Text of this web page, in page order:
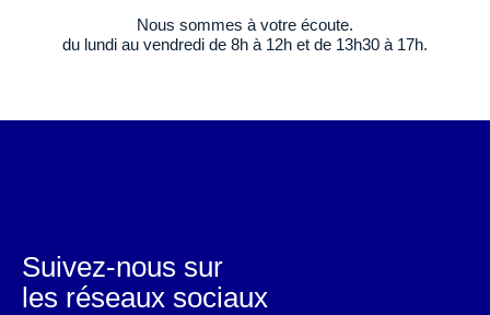
Nous sommes à votre écoute.
du lundi au vendredi de 8h à 12h et de 13h30 à 17h.
Suivez-nous sur
les réseaux sociaux